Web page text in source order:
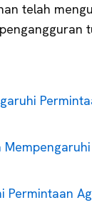
telah
Permintaan